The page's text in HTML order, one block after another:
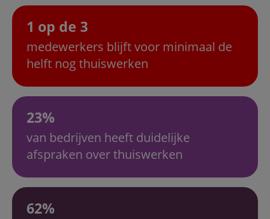
1 op de 3
medewerkers blijft voor minimaal de
helft nog thuiswerken
23%
van bedrijven heeft duidelijke
afspraken over thuiswerken
62%